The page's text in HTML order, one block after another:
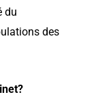
du
des